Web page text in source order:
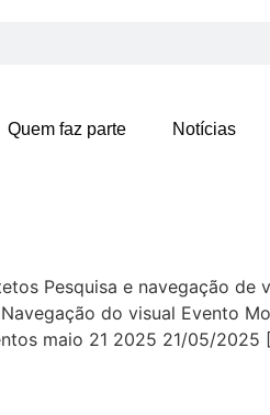
Quem faz parte Notícias
Pesquisa e navegação de
do visual Evento
maio 21 2025 21/05/2025